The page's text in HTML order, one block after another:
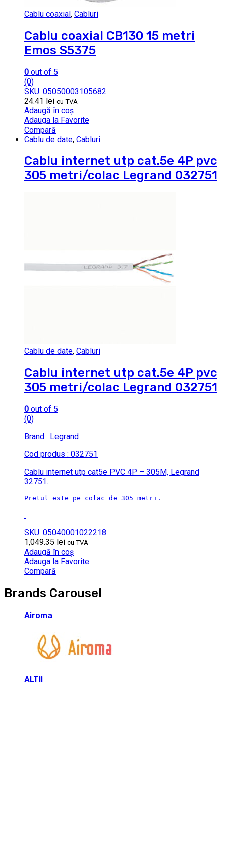
Cablu coaxial, Cabluri
Cablu coaxial CB130 15 metri
Emos S5375
0 out of 5
(0)
SKU: 05050003105682
24.41 lei cu TVA
Adaugă în coș
Adauga la Favorite
Compară
Cablu de date, Cabluri
Cablu internet utp cat.5e 4P pvc
305 metri/colac Legrand 032751
Cablu de date, Cabluri
Cablu internet utp cat.5e 4P pvc
305 metri/colac Legrand 032751
0 out of 5
(0)
Brand : Legrand
Cod produs : 032751
Cablu internet utp cat5e PVC 4P – 305M, Legrand
32751.
Pretul este pe colac de 305 metri.
SKU: 05040001022218
1,049.35 lei cu TVA
Adaugă în coș
Adauga la Favorite
Compară
Brands Carousel
Airoma
ALTII